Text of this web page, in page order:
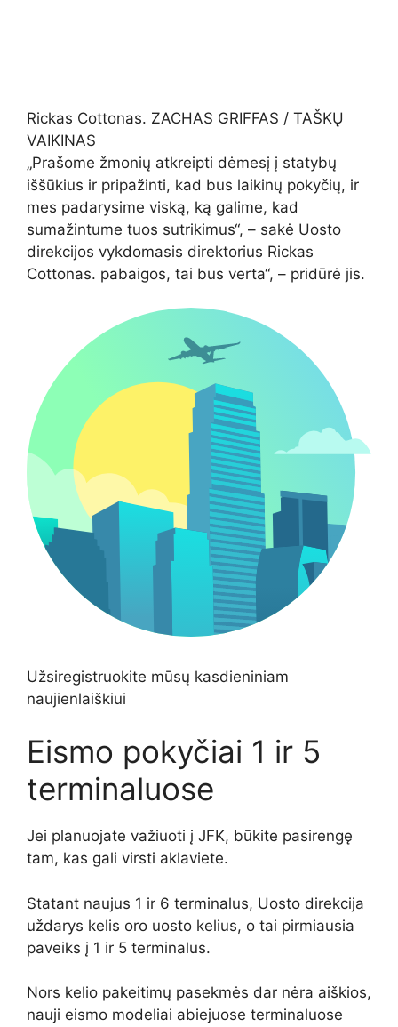
Rickas Cottonas. ZACHAS GRIFFAS / TAŠKŲ
VAIKINAS
„Prašome žmonių atkreipti dėmesį į statybų
iššūkius ir pripažinti, kad bus laikinų pokyčių, ir
mes padarysime viską, ką galime, kad
sumažintume tuos sutrikimus“, – sakė Uosto
direkcijos vykdomasis direktorius Rickas
Cottonas. pabaigos, tai bus verta“, – pridūrė jis.
Užsiregistruokite mūsų kasdieniniam
naujienlaiškiui
Eismo pokyčiai 1 ir 5
terminaluose
Jei planuojate važiuoti į JFK, būkite pasirengę
tam, kas gali virsti aklaviete.
Statant naujus 1 ir 6 terminalus, Uosto direkcija
uždarys kelis oro uosto kelius, o tai pirmiausia
paveiks į 1 ir 5 terminalus.
Nors kelio pakeitimų pasekmės dar nėra aiškios,
nauji eismo modeliai abiejuose terminaluose